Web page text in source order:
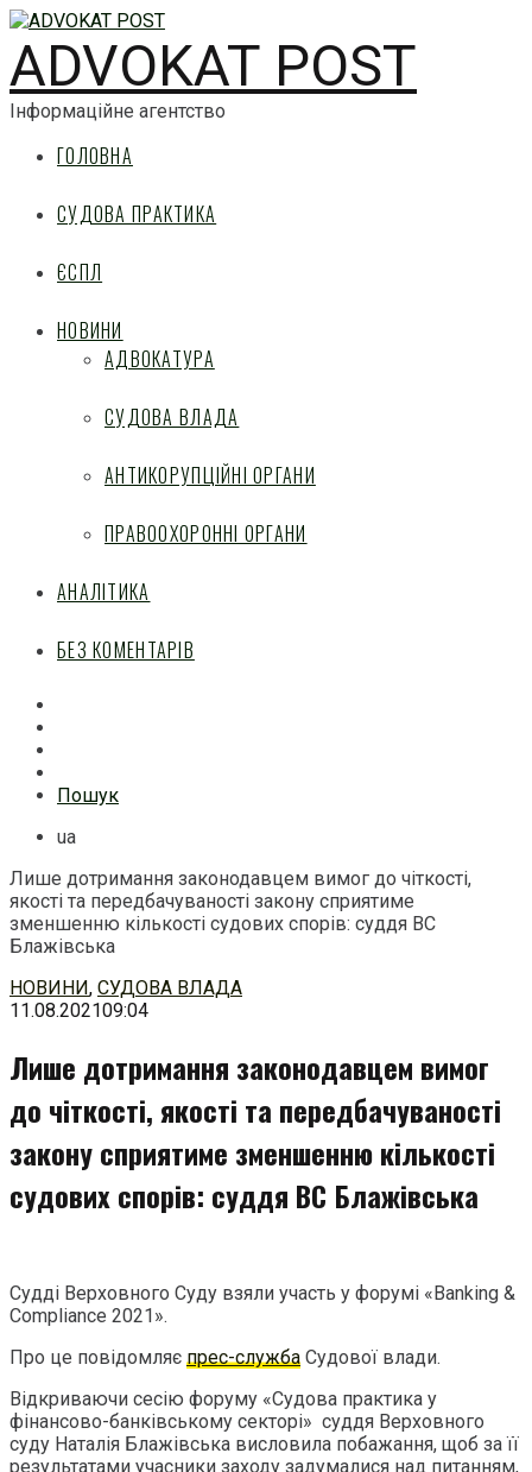
ADVOKAT POST
Інформаційне агентство
ГОЛОВНА
СУДОВА ПРАКТИКА
ЄСПЛ
НОВИНИ
АДВОКАТУРА
СУДОВА ВЛАДА
АНТИКОРУПЦІЙНІ ОРГАНИ
ПРАВООХОРОННІ ОРГАНИ
АНАЛІТИКА
БЕЗ КОМЕНТАРІВ
Пошук
ua
Лише дотримання законодавцем вимог до чіткості,
якості та передбачуваності закону сприятиме
зменшенню кількості судових спорів: суддя ВС
Блажівська
Перейти
до
НОВИНИ, СУДОВА ВЛАДА
11.08.202109:04
Лише дотримання законодавцем вимог
до чіткості, якості та передбачуваності
закону сприятиме зменшенню кількості
судових спорів: суддя ВС Блажівська
Судді Верховного Суду взяли участь у форумі «Banking &
Compliance 2021».
Про це повідомляє прес-служба Судової влади.
Відкриваючи сесію форуму «Судова практика у
фінансово-банківському секторі» суддя Верховного
суду Наталія Блажівська висловила побажання, щоб за її
результатами учасники заходу задумалися над питанням,